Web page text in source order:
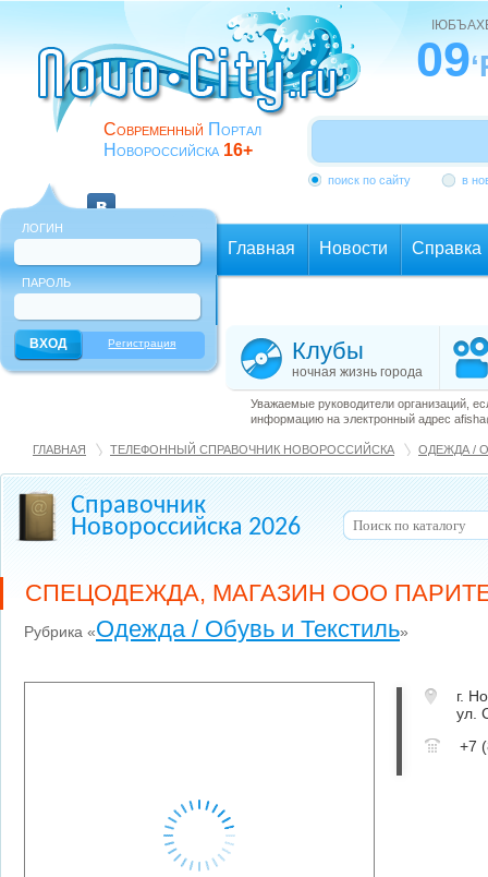
Современный Портал
Новороссийска 16+
09
поиск по сайту в
ЛОГИН
ПАРОЛЬ
Регистрация
Главная Новости Справка
Клубы
ночная жизнь города
Уважаемые руководители организаций,
информацию на электронный адрес
ГЛАВНАЯ ТЕЛЕФОННЫЙ СПРАВОЧНИК НОВОРОССИЙСКА ОДЕЖДА /
Справочник
Новороссийска 2026
СПЕЦОДЕЖДА, МАГАЗИН ООО
Рубрика «Одежда / Обувь и Текстиль»
г.
ул.
+7